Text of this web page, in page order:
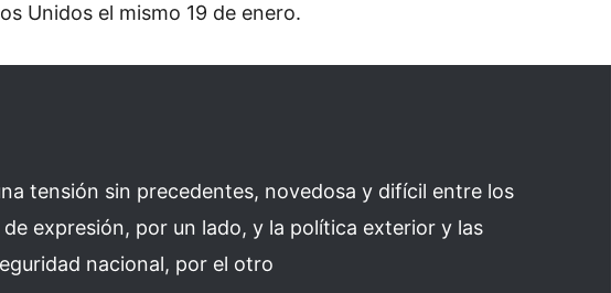
Unidos el mismo 19 de enero.
tensión sin precedentes, novedosa y difícil entre los
expresión, por un lado, y la política exterior y las
nacional, por el otro